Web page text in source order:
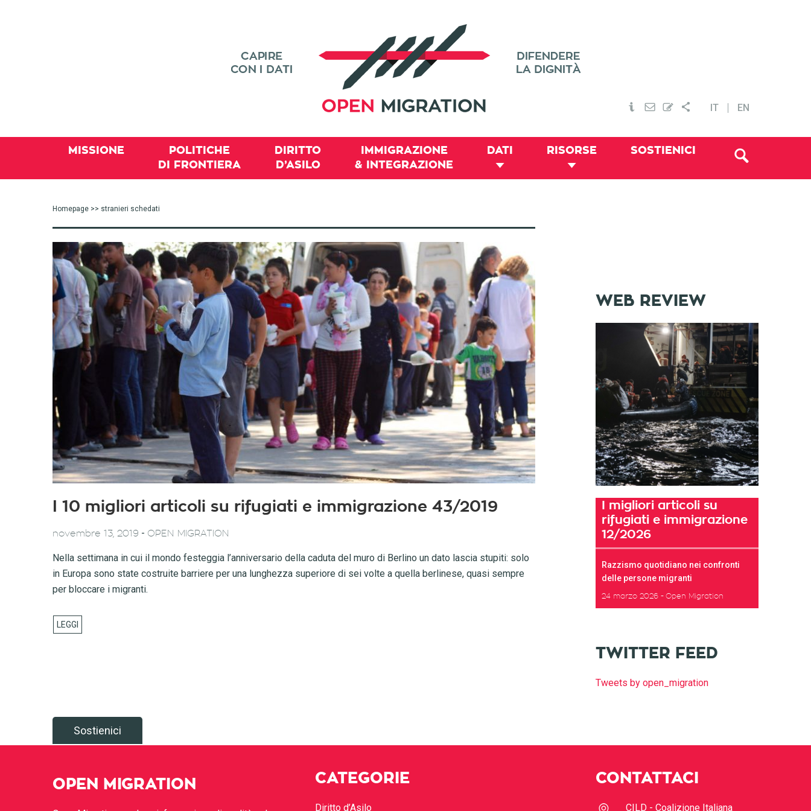
IT EN
MISSIONE
POLITICHE
DI FRONTIERA
DIRITTO
D’ASILO
IMMIGRAZIONE
& INTEGRAZIONE
DATI RISORSE SOSTIENICI
Homepage >> stranieri schedati
I 10 migliori articoli su rifugiati e immigrazione 43/2019
novembre 13, 2019 - OPEN MIGRATION
Nella settimana in cui il mondo festeggia l’anniversario della caduta del muro di Berlino un dato lascia stupiti: solo
in Europa sono state costruite barriere per una lunghezza superiore di sei volte a quella berlinese, quasi sempre
per bloccare i migranti.
WEB REVIEW
I migliori articoli su
rifugiati e immigrazione
12/2026
Razzismo quotidiano nei confronti
delle persone migranti
24 marzo 2026 Open Migration
TWITTER FEED
Tweets by open_migration
Sostienici
OPEN MIGRATION CATEGORIE
Diritto d’Asilo
CONTATTACI
CILD - Coalizione Italiana